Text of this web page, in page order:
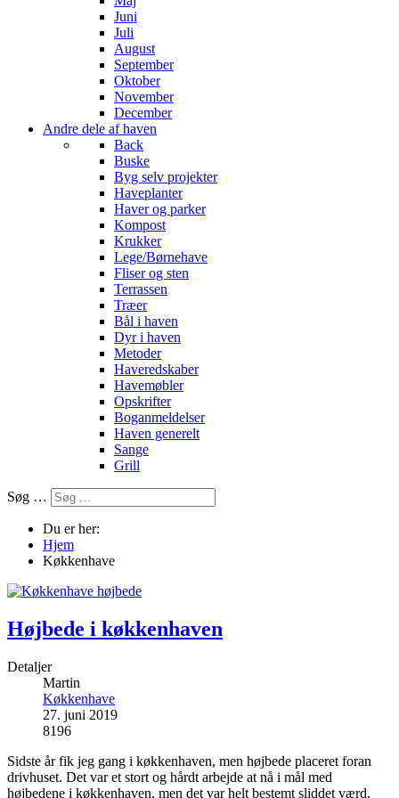
Juni
Juli
August
September
Oktober
November
December
Andre dele af haven
Back
Buske
Byg selv projekter
Haveplanter
Haver og parker
Kompost
Krukker
Lege/Børnehave
Fliser og sten
Terrassen
Træer
Bål i haven
Dyr i haven
Metoder
Haveredskaber
Havemøbler
Opskrifter
Boganmeldelser
Haven generelt
Sange
Grill
Søg …
Du er her:
Hjem
Køkkenhave
Højbede i køkkenhaven
Detaljer
Martin
Køkkenhave
27. juni 2019
8196
Sidste år fik jeg gang i køkkenhaven, men højbede placeret foran
drivhuset. Det var et stort og hårdt arbejde at nå i mål med
højbedene i køkkenhaven, men det var helt bestemt sliddet værd.